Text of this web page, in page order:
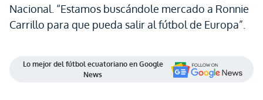
Nacional. “Estamos buscándole mercado a Ronnie
Carrillo para que pueda salir al fútbol de Europa”.
Lo mejor del fútbol ecuatoriano en Google
News